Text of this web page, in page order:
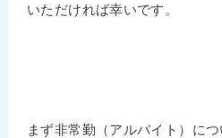
いただければ幸いです。
まず非常勤（アルバイト）に